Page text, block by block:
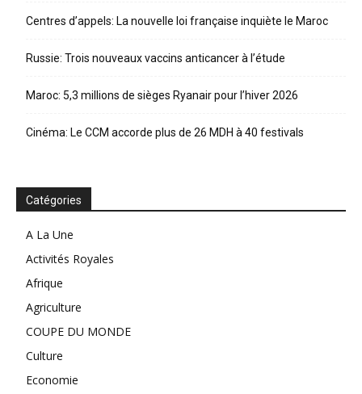
Centres d’appels: La nouvelle loi française inquiète le Maroc
Russie: Trois nouveaux vaccins anticancer à l’étude
Maroc: 5,3 millions de sièges Ryanair pour l’hiver 2026
Cinéma: Le CCM accorde plus de 26 MDH à 40 festivals
Catégories
A La Une
Activités Royales
Afrique
Agriculture
COUPE DU MONDE
Culture
Economie